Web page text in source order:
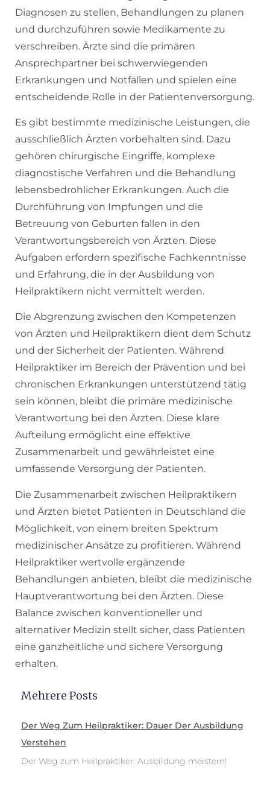
Diagnosen zu stellen, Behandlungen zu planen
und durchzuführen sowie Medikamente zu
verschreiben. Ärzte sind die primären
Ansprechpartner bei schwerwiegenden
Erkrankungen und Notfällen und spielen eine
entscheidende Rolle in der Patientenversorgung.
Es gibt bestimmte medizinische Leistungen, die
ausschließlich Ärzten vorbehalten sind. Dazu
gehören chirurgische Eingriffe, komplexe
diagnostische Verfahren und die Behandlung
lebensbedrohlicher Erkrankungen. Auch die
Durchführung von Impfungen und die
Betreuung von Geburten fallen in den
Verantwortungsbereich von Ärzten. Diese
Aufgaben erfordern spezifische Fachkenntnisse
und Erfahrung, die in der Ausbildung von
Heilpraktikern nicht vermittelt werden.
Die Abgrenzung zwischen den Kompetenzen
von Ärzten und Heilpraktikern dient dem Schutz
und der Sicherheit der Patienten. Während
Heilpraktiker im Bereich der Prävention und bei
chronischen Erkrankungen unterstützend tätig
sein können, bleibt die primäre medizinische
Verantwortung bei den Ärzten. Diese klare
Aufteilung ermöglicht eine effektive
Zusammenarbeit und gewährleistet eine
umfassende Versorgung der Patienten.
Die Zusammenarbeit zwischen Heilpraktikern
und Ärzten bietet Patienten in Deutschland die
Möglichkeit, von einem breiten Spektrum
medizinischer Ansätze zu profitieren. Während
Heilpraktiker wertvolle ergänzende
Behandlungen anbieten, bleibt die medizinische
Hauptverantwortung bei den Ärzten. Diese
Balance zwischen konventioneller und
alternativer Medizin stellt sicher, dass Patienten
eine ganzheitliche und sichere Versorgung
erhalten.
Mehrere Posts
Der Weg Zum Heilpraktiker: Dauer Der Ausbildung
Verstehen
Der Weg zum Heilpraktiker: Ausbildung meistern!